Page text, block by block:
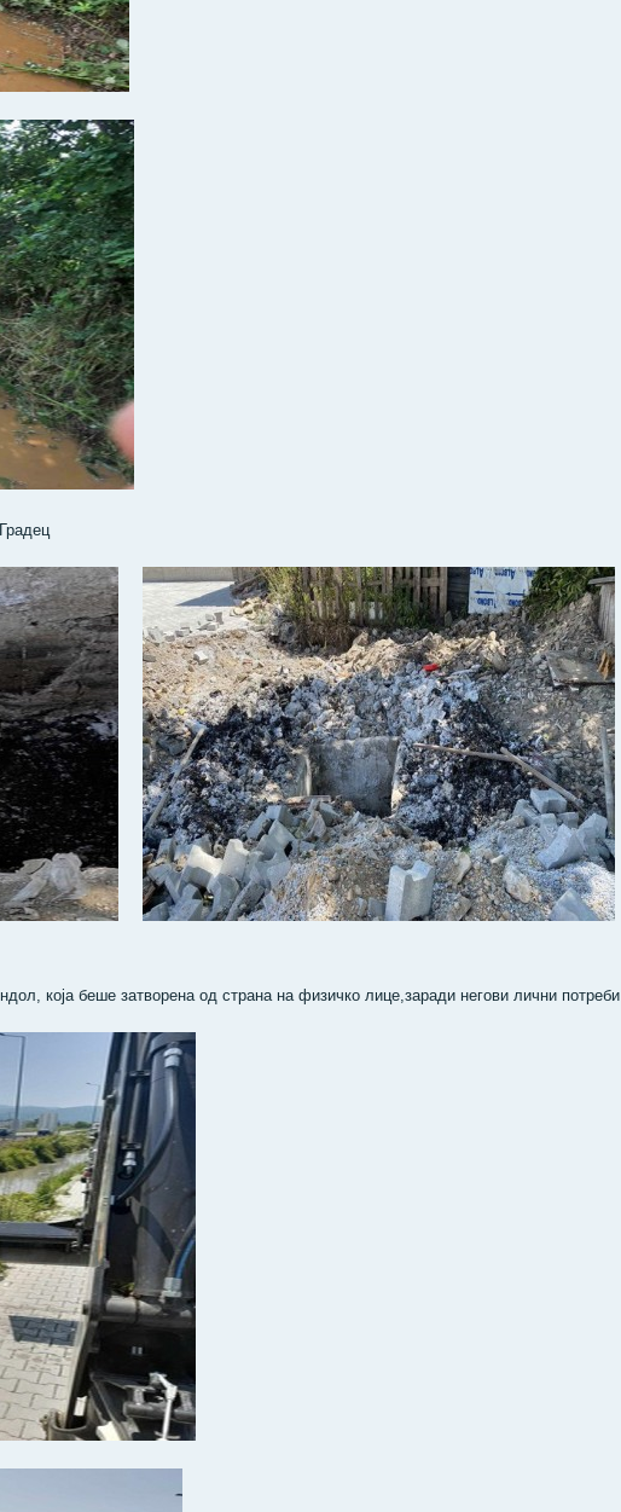
која беше затворена од страна на физичко лице,заради негови лични потреби